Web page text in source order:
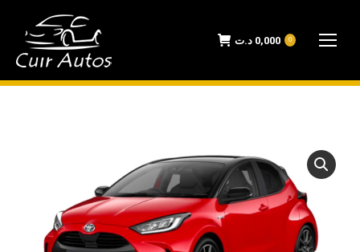
0,000 د.ت 0